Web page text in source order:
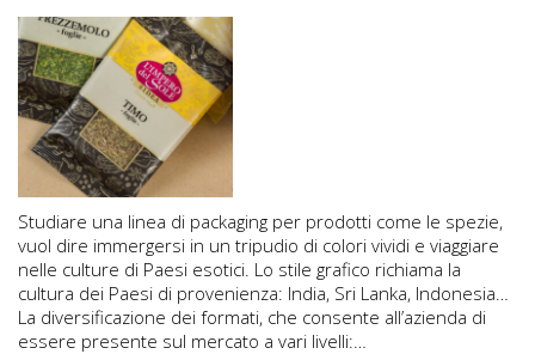
Studiare una linea di packaging per prodotti come le spezie,
vuol dire immergersi in un tripudio di colori vividi e viaggiare
nelle culture di Paesi esotici. Lo stile grafico richiama la
cultura dei Paesi di provenienza: India, Sri Lanka, Indonesia…
La diversificazione dei formati, che consente all’azienda di
essere presente sul mercato a vari livelli:…